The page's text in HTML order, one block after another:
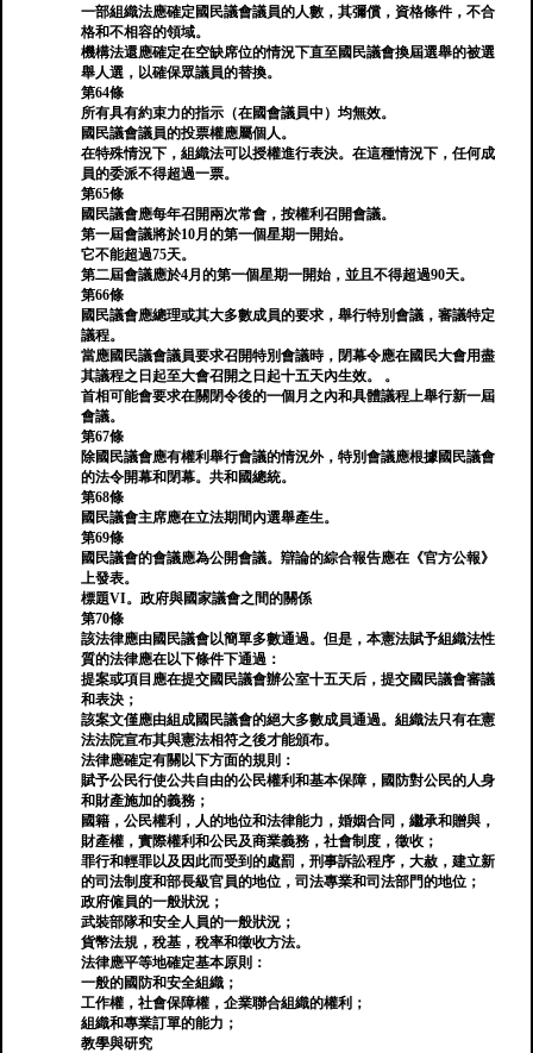
一部組織法應確定國民議會議員的人數，其彌償，資格條件，不合
格和不相容的領域。
機構法還應確定在空缺席位的情況下直至國民議會換屆選舉的被選
舉人選，以確保眾議員的替換。
第64條
所有具有約束力的指示（在國會議員中）均無效。
國民議會議員的投票權應屬個人。
在特殊情況下，組織法可以授權進行表決。在這種情況下，任何成
員的委派不得超過一票。
第65條
國民議會應每年召開兩次常會，按權利召開會議。
第一屆會議將於10月的第一個星期一開始。
它不能超過75天。
第二屆會議應於4月的第一個星期一開始，並且不得超過90天。
第66條
國民議會應總理或其大多數成員的要求，舉行特別會議，審議特定
議程。
當應國民議會議員要求召開特別會議時，閉幕令應在國民大會用盡
其議程之日起至大會召開之日起十五天內生效。 。
首相可能會要求在關閉令後的一個月之內和具體議程上舉行新一屆
會議。
第67條
除國民議會應有權利舉行會議的情況外，特別會議應根據國民議會
的法令開幕和閉幕。共和國總統。
第68條
國民議會主席應在立法期間內選舉產生。
第69條
國民議會的會議應為公開會議。辯論的綜合報告應在《官方公報》
上發表。
標題VI。政府與國家議會之間的關係
第70條
該法律應由國民議會以簡單多數通過。但是，本憲法賦予組織法性
質的法律應在以下條件下通過：
提案或項目應在提交國民議會辦公室十五天后，提交國民議會審議
和表決；
該案文僅應由組成國民議會的絕大多數成員通過。組織法只有在憲
法法院宣布其與憲法相符之後才能頒布。
法律應確定有關以下方面的規則：
賦予公民行使公共自由的公民權利和基本保障，國防對公民的人身
和財產施加的義務；
國籍，公民權利，人的地位和法律能力，婚姻合同，繼承和贈與，
財產權，實際權利和公民及商業義務，社會制度，徵收；
罪行和輕罪以及因此而受到的處罰，刑事訴訟程序，大赦，建立新
的司法制度和部長級官員的地位，司法專業和司法部門的地位；
政府僱員的一般狀況；
武裝部隊和安全人員的一般狀況；
貨幣法規，稅基，稅率和徵收方法。
法律應平等地確定基本原則：
一般的國防和安全組織；
工作權，社會保障權，企業聯合組織的權利；
組織和專業訂單的能力；
教學與研究